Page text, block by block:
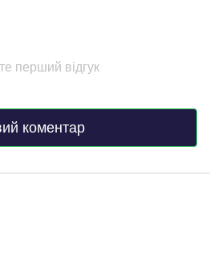
перший відгук
коментар